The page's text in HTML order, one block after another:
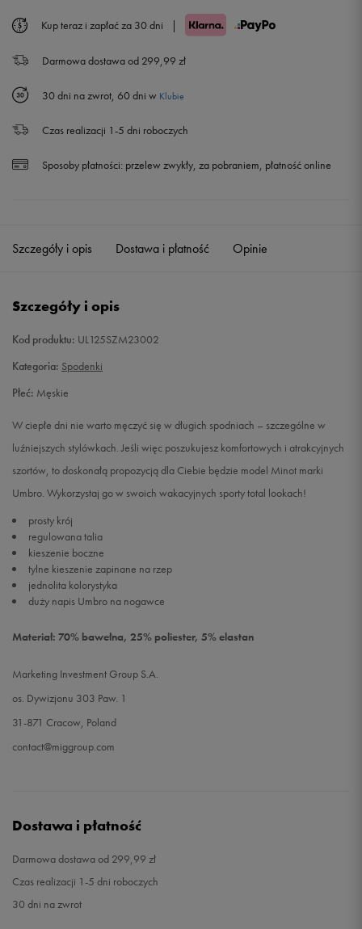
XL Powiadom o dostępności
Kup teraz i zapłać za 30 dni |
Darmowa dostawa od 299,99 zł
30 dni na zwrot, 60 dni w Klubie
Czas realizacji 1-5 dni roboczych
Sposoby płatności: przelew zwykły, za pobraniem, płatność online
Szczegóły i opis Dostawa i płatność Opinie
Szczegóły i opis
Kod produktu: UL125SZM23002
Kategoria: Spodenki
Płeć: Męskie
W ciepłe dni nie warto męczyć się w długich spodniach – szczególne w
luźniejszych stylówkach. Jeśli więc poszukujesz komfortowych i atrakcyjnych
szortów, to doskonałą propozycją dla Ciebie będzie model Minot marki
Umbro. Wykorzystaj go w swoich wakacyjnych sporty total lookach!
prosty krój
regulowana talia
kieszenie boczne
tylne kieszenie zapinane na rzep
jednolita kolorystyka
duży napis Umbro na nogawce
Materiał: 70% bawełna, 25% poliester, 5% elastan
Marketing Investment Group S.A.
os. Dywizjonu 303 Paw. 1
31-871 Cracow, Poland
contact@miggroup.com
Dostawa i płatność
Darmowa dostawa od 299,99 zł
Czas realizacji 1-5 dni roboczych
30 dni na zwrot